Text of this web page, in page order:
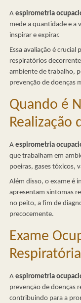
Aespirometria
mede a quantidade e a
inspirar e expirar.
Essa avaliação é
respiratórios
ambiente de trabalho,
prevenção de doenças
Quando é
Realização
Aespirometria
que trabalham em
poeiras, gases tóxicos,
Além disso, o exame é
apresentam sintomas
no peito, a fim de
precocemente.
Exame
Respiratória
Aespirometria
prevenção de doenças
contribuindo para a